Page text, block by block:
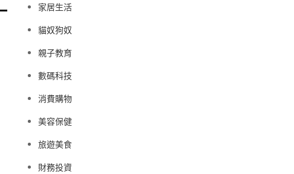
家居生活
貓奴狗奴
親子教育
數碼科技
消費購物
美容保健
旅遊美食
財務投資